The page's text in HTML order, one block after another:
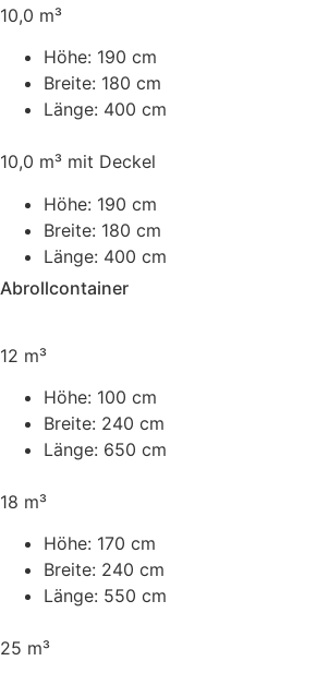
10,0 m³
Höhe: 190 cm
Breite: 180 cm
Länge: 400 cm
10,0 m³ mit Deckel
Höhe: 190 cm
Breite: 180 cm
Länge: 400 cm
Abrollcontainer
12 m³
Höhe: 100 cm
Breite: 240 cm
Länge: 650 cm
18 m³
Höhe: 170 cm
Breite: 240 cm
Länge: 550 cm
25 m³